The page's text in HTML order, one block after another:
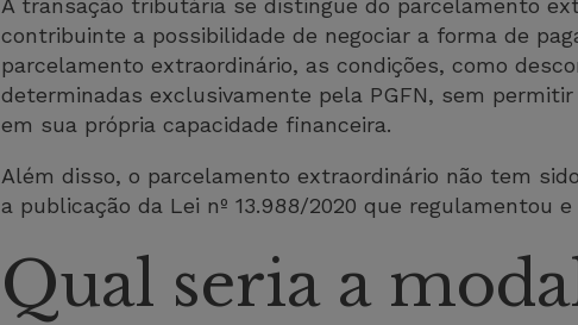
A transação tributária se distingue do parcelamento
contribuinte a possibilidade de negociar a forma de
parcelamento extraordinário, as condições, como
determinadas exclusivamente pela PGFN, sem
em sua própria capacidade financeira.
Além disso, o parcelamento extraordinário não tem
a publicação da Lei nº 13.988/2020 que regulamentou
Qual seria a